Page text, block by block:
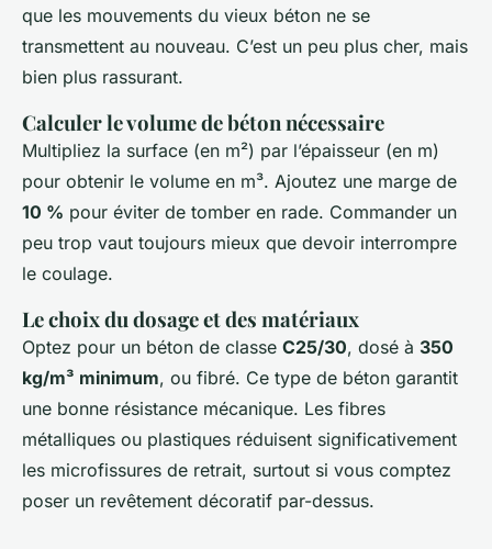
que les mouvements du vieux béton ne se
transmettent au nouveau. C’est un peu plus cher, mais
bien plus rassurant.
Calculer le volume de béton nécessaire
Multipliez la surface (en m²) par l’épaisseur (en m)
pour obtenir le volume en m³. Ajoutez une marge de
10 % pour éviter de tomber en rade. Commander un
peu trop vaut toujours mieux que devoir interrompre
le coulage.
Le choix du dosage et des matériaux
Optez pour un béton de classe C25/30, dosé à 350
kg/m³ minimum, ou fibré. Ce type de béton garantit
une bonne résistance mécanique. Les fibres
métalliques ou plastiques réduisent significativement
les microfissures de retrait, surtout si vous comptez
poser un revêtement décoratif par-dessus.